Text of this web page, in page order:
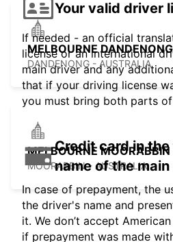
MELBOURNE DANDENONG
DANDENONG - AUSTRALIA
MELBOURNE MOORABBIN
MOORABBIN - AUSTRALIA
Your valid driver
If needed - an official
license or an international
main driver and any
that if your driving license
you must bring both parts
Credit card in
name of the
In case of prepayment, the
the driver's name and
it. We don’t accept
if prepayment was made